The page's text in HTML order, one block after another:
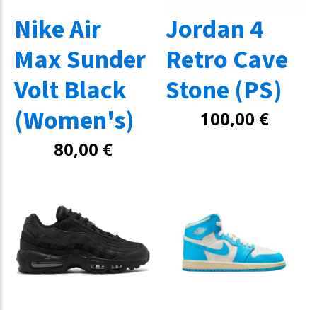
Nike Air
Max Sunder
Volt Black
(Women's)
80,00 €
Jordan 4
Retro Cave
Stone (PS)
100,00 €